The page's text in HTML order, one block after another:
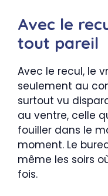
Avec le
tout pareil
Avec le recul, le
seulement au
surtout vu
au ventre, celle
fouiller dans le
moment. Le
même les soirs
fois.